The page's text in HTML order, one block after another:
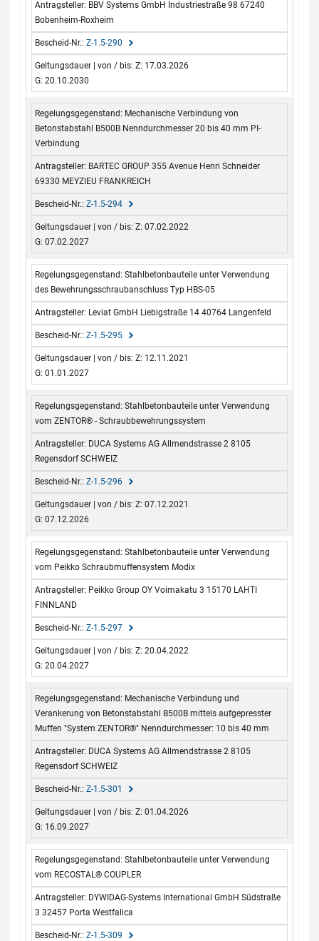
BBV Systems GmbH Industriestraße 98 67240
Bobenheim-Roxheim
Z-1.5-290
Z: 17.03.2026
G: 20.10.2030
Mechanische Verbindung von
Betonstabstahl B500B Nenndurchmesser 20 bis 40 mm PI-
Verbindung
BARTEC GROUP 355 Avenue Henri Schneider
69330 MEYZIEU FRANKREICH
Z-1.5-294
Z: 07.02.2022
G: 07.02.2027
Stahlbetonbauteile unter Verwendung
des Bewehrungsschraubanschluss Typ HBS-05
Leviat GmbH Liebigstraße 14 40764 Langenfeld
Z-1.5-295
Z: 12.11.2021
G: 01.01.2027
Stahlbetonbauteile unter Verwendung
vom ZENTOR® - Schraubbewehrungssystem
DUCA Systems AG Allmendstrasse 2 8105
Regensdorf SCHWEIZ
Z-1.5-296
Z: 07.12.2021
G: 07.12.2026
Stahlbetonbauteile unter Verwendung
vom Peikko Schraubmuffensystem Modix
Peikko Group OY Voimakatu 3 15170 LAHTI
FINNLAND
Z-1.5-297
Z: 20.04.2022
G: 20.04.2027
Mechanische Verbindung und
Verankerung von Betonstabstahl B500B mittels aufgepresster
Muffen "System ZENTOR®" Nenndurchmesser: 10 bis 40 mm
DUCA Systems AG Allmendstrasse 2 8105
Regensdorf SCHWEIZ
Z-1.5-301
Z: 01.04.2026
G: 16.09.2027
Stahlbetonbauteile unter Verwendung
vom RECOSTAL® COUPLER
DYWIDAG-Systems International GmbH Südstraße
3 32457 Porta Westfalica
Z-1.5-309